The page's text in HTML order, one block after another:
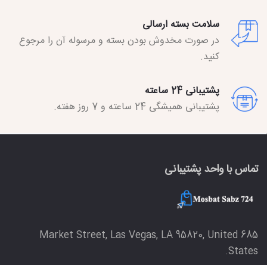
سلامت بسته ارسالی
در صورت مخدوش بودن بسته و مرسوله آن را مرجوع
کنید.
پشتیبانی 24 ساعته
پشتیبانی همیشگی 24 ساعته و 7 روز هفته.
تماس با واحد پشتیبانی
685 Market Street, Las Vegas, LA 95820, United
States.